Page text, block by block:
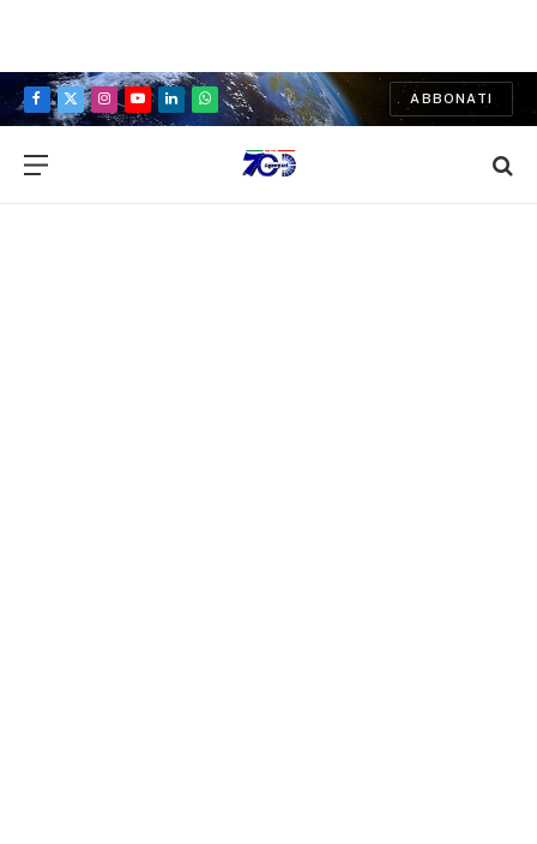
Facebook
X
Instagram
YouTubeLinkedInWhatsApp
ABBONATI